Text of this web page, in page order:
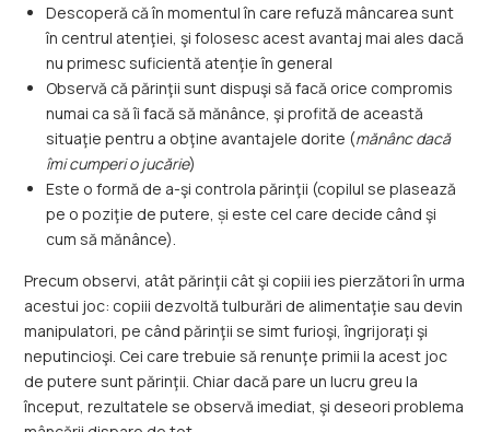
Descoperă că în momentul în care refuză mâncarea sunt
în centrul atenţiei, şi folosesc acest avantaj mai ales dacă
nu primesc suficientă atenţie în general
Observă că părinţii sunt dispuşi să facă orice compromis
numai ca să îi facă să mănânce, şi profită de această
situaţie pentru a obţine avantajele dorite (mănânc dacă
îmi cumperi o jucărie)
Este o formă de a-şi controla părinţii (copilul se plasează
pe o poziţie de putere, și este cel care decide când şi
cum să mănânce).
Precum observi, atât părinţii cât şi copiii ies pierzători în urma
acestui joc: copiii dezvoltă tulburări de alimentaţie sau devin
manipulatori, pe când părinţii se simt furioşi, îngrijoraţi şi
neputincioşi. Cei care trebuie să renunţe primii la acest joc
de putere sunt părinţii. Chiar dacă pare un lucru greu la
început, rezultatele se observă imediat, şi deseori problema